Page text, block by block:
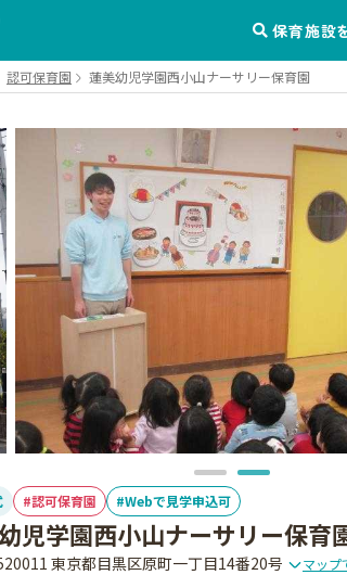
保育施設
認可保育園 蓮美幼児学園西小山ナーサリー保育園
認可保育園 Webで見学申込可
児学園西小山ナーサリー保育
東京都目黒区原町一丁目14番20号 マップ